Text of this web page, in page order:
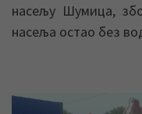
насељу Шумица,
насеља остао без